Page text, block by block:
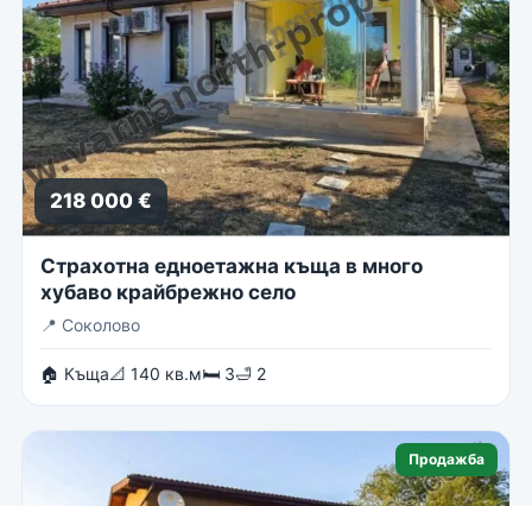
218 000 €
Страхотна едноетажна къща в много
хубаво крайбрежно село
📍 Соколово
🏠 Къща📐 140 кв.м🛏 3🛁 2
Продажба